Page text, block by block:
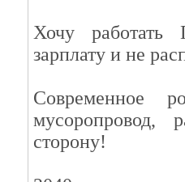
Хочу работать
зарплату и не
Современное
мусоропровод,
сторону!